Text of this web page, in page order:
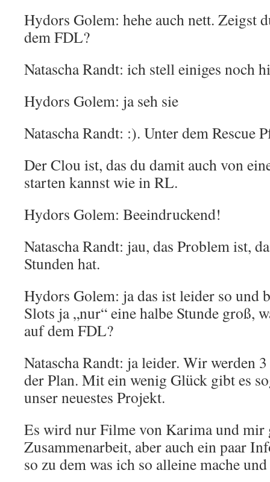
Hydors Golem: hehe auch nett. Zeigst
dem FDL?
Natascha Randt: ich stell einiges noch
Hydors Golem: ja seh sie
Natascha Randt: :). Unter dem
Der Clou ist, das du damit auch von
starten kannst wie in RL.
Hydors Golem: Beeindruckend!
Natascha Randt: jau, das Problem ist,
Stunden hat.
Hydors Golem: ja das ist leider so und
Slots ja „nur“ eine halbe Stunde groß,
auf dem FDL?
Natascha Randt: ja leider. Wir werden
der Plan. Mit ein wenig Glück gibt es
unser neuestes Projekt.
Es wird nur Filme von Karima und mir
Zusammenarbeit, aber auch ein paar
so zu dem was ich so alleine mache